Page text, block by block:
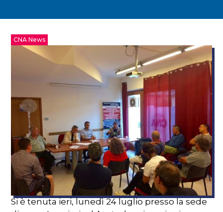
CNA News
Si è tenuta ieri, lunedì 24 luglio presso la sede